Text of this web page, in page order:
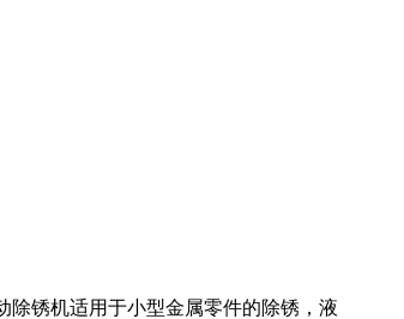
除锈机适用于小型金属零件的除锈，液